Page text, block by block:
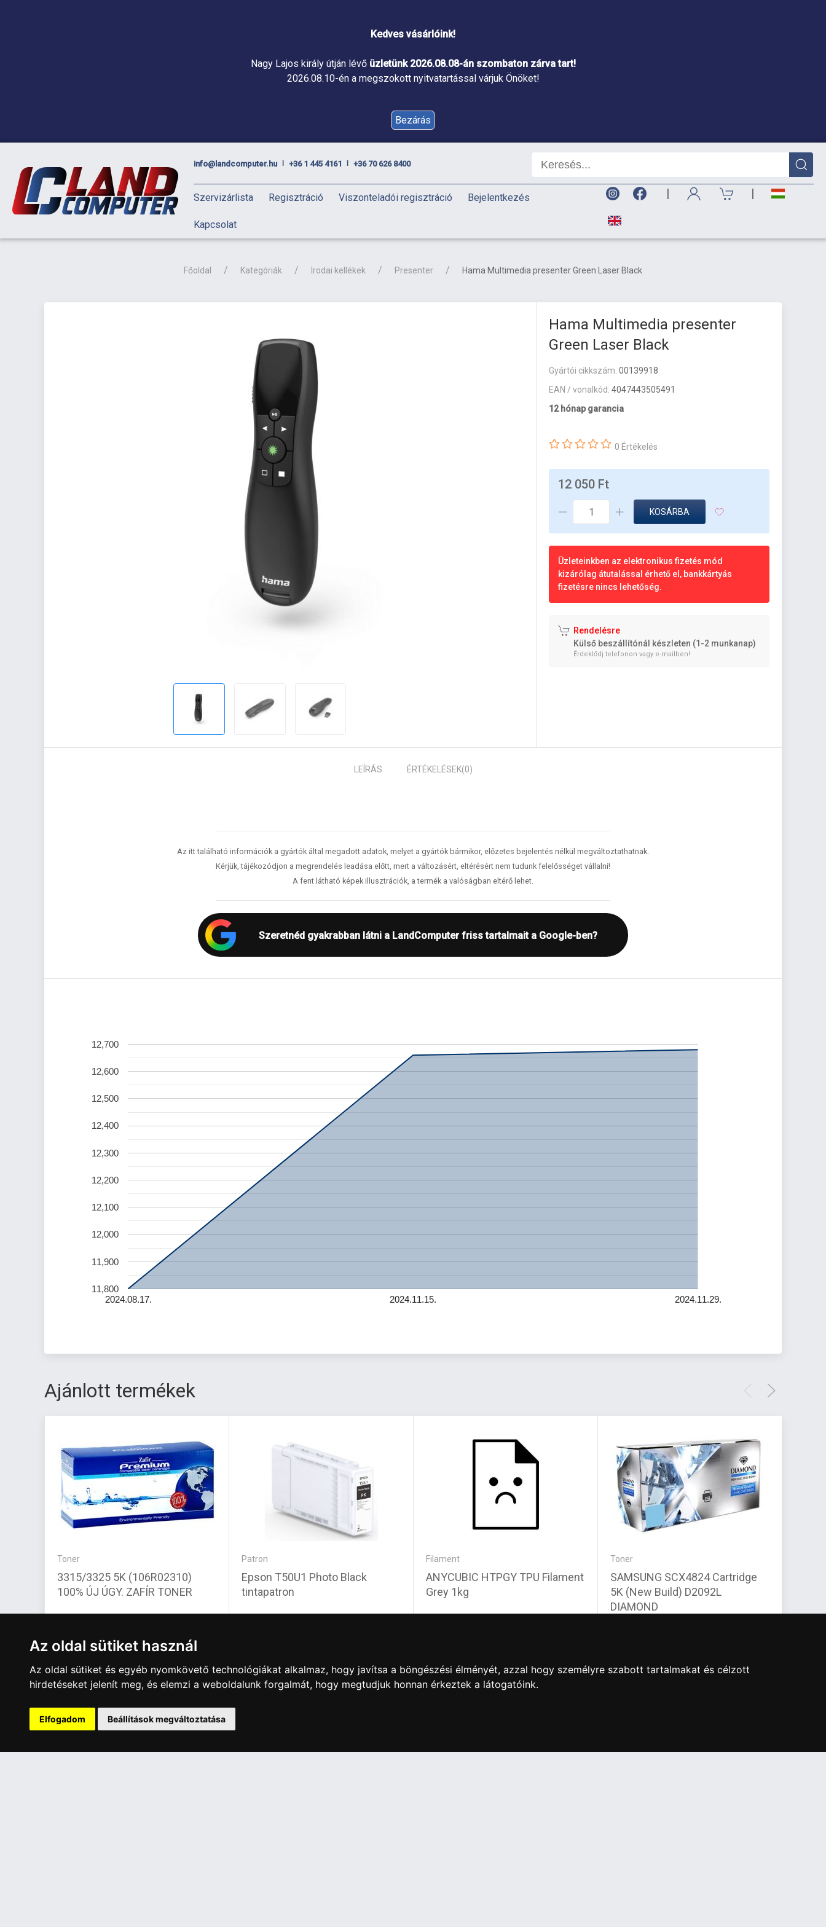
Az oldal sütiket használ
Az oldal sütiket és egyéb nyomkövető technológiákat alkalmaz, hogy javítsa a böngészési élményét, azzal hogy személyre szabott tartalmakat és célzott
hirdetéseket jelenít meg, és elemzi a weboldalunk forgalmát, hogy megtudjuk honnan érkeztek a látogatóink.
Elfogadom Beállítások megváltoztatása
Kedves vásárlóink!
Nagy Lajos király útján lévő üzletünk 2026.08.08-án szombaton zárva tart!
2026.08.10-én a megszokott nyitvatartással várjuk Önöket!
Bezárás
info@landcomputer.hu +36 1 445 4161 +36 70 626 8400
Szervizárlista Regisztráció Viszonteladói regisztráció Bejelentkezés
Kapcsolat
| |
Főoldal Kategóriák Irodai kellékek Presenter Hama Multimedia presenter Green Laser Black
Hama Multimedia presenter
Green Laser Black
Gyártói cikkszám:00139918
EAN / vonalkód:4047443505491
12 hónap garancia
0 Értékelés
12 050 Ft
KOSÁRBA
Üzleteinkben az elektronikus fizetés mód
kizárólag átutalással érhető el, bankkártyás
fizetésre nincs lehetőség.
Rendelésre
Külső beszállítónál készleten (1-2 munkanap)
Érdeklődj telefonon vagy e-mailben!
LEÍRÁS ÉRTÉKELÉSEK(0)
Az itt található információk a gyártók által megadott adatok, melyet a gyártók bármikor, előzetes bejelentés nélkül megváltoztathatnak.
Kérjük, tájékozódjon a megrendelés leadása előtt, mert a változásért, eltérésért nem tudunk felelősséget vállalni!
A fent látható képek illusztrációk, a termék a valóságban eltérő lehet.
Szeretnéd gyakrabban látni a LandComputer friss tartalmait a Google-ben?
2024.08.17. 2024.11.15. 2024.11.29.
11,800
11,900
12,000
12,100
12,200
12,300
12,400
12,500
12,600
12,700
Ajánlott termékek
Toner
3315/3325 5K (106R02310)
100% ÚJ ÚGY. ZAFÍR TONER
7 620 Ft
Patron
Epson T50U1 Photo Black
tintapatron
Filament
ANYCUBIC HTPGY TPU Filament
Grey 1kg
Toner
SAMSUNG SCX4824 Cartridge
5K (New Build) D2092L
DIAMOND
A Kormány döntése alapján a kereskedő tartós adathordozó termék vásárlásakor köteles a fogyasztó részére ingyenes adattörlő kódot biztosítani.
Hatóság honlapján: